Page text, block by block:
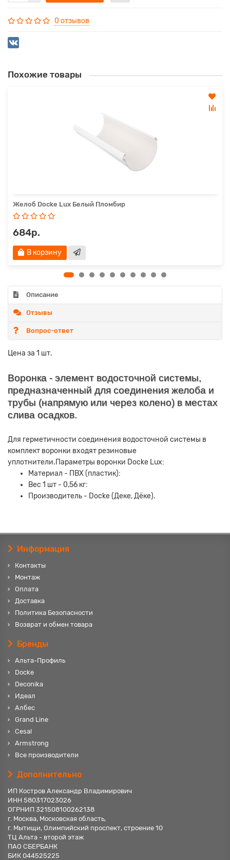
0 отзывов
Похожие товары
Желоб Docke Lux Белый Пломбир
684р.
В корзину
Описание
Отзывы
Вопрос-ответ
Цена за 1 шт.
Воронка - элемент водосточной системы,
предназначенный для соединения желоба и
трубы (напрямую или через колено) в местах
слива осадков.
Для герметичности соединения водосточной системы в
комплект воронки входят резиновые
уплотнители.Параметры воронки Docke Lux:
Материал - ПВХ (пластик):
Вес 1 шт - 0,56 кг:
Производитель - Docke (Деке, Дёке).
Информация
Контакты
Монтаж
Оплата
Доставка
Политика Безопасности
Возврат и обмен товара
Бренды
Альта-Профиль
Docke
Deconika
Идеал
Албес
Grand Line
Cesal
Armstrong
Все производители
Дополнительно
ИП Костров Александр Владимирович
ИНН 580317023026
ОГРНИП 321508100262138
г. Москва, Московская область,
г. Мытищи, Олимпийский проспект, строение 10
ТЦ Альта - второй этаж
ПАО СБЕРБАНК
БИК 044525225